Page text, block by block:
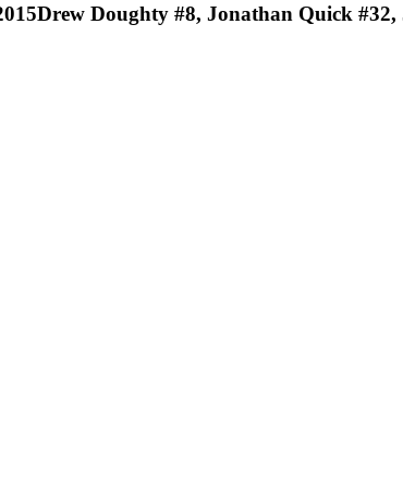
Doughty #8, Jonathan Quick